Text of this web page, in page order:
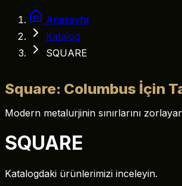
Anasayfa
Katalog
SQUARE
Square: Columbus İçin
Modern metalurjinin sınırlarını
SQUARE
Katalogdaki ürünlerimizi inceleyin.